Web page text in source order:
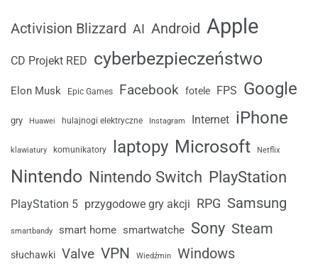
Activision Blizzard AI Android Apple
CD Projekt RED cyberbezpieczeństwo
Elon Musk Epic Games Facebook fotele FPS Google
gry Huawei hulajnogi elektryczne Instagram Internet iPhone
klawiatury komunikatory laptopy Microsoft Netflix
Nintendo Nintendo Switch PlayStation
PlayStation 5 przygodowe gry akcji RPG Samsung
smartbandy smart home smartwatche Sony Steam
słuchawki Valve VPN Wiedźmin Windows